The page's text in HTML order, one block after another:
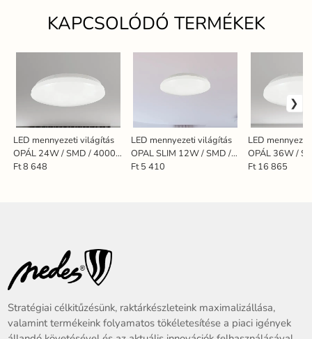
KAPCSOLÓDÓ TERMÉKEK
LED mennyezeti világítás
OPÁL 24W / SMD / 4000K
- LCL423S
Ft 8 648
LED mennyezeti világítás
OPAL SLIM 12W / SMD /
4000K - LCL421S
Ft 5 410
LED
OPÁL 36W /
- LCL424S
Ft 16 865
Stratégiai célkitűzésünk, raktárkészleteink maximalizállása,
valamint termékeink folyamatos tökéletesítése a piaci igények